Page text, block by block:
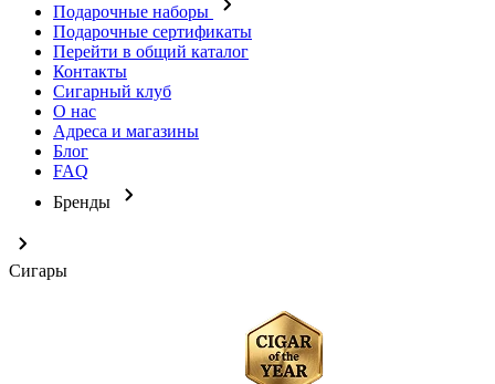
Подарочные наборы
Подарочные сертификаты
Перейти в общий каталог
Контакты
Сигарный клуб
О нас
Адреса и магазины
Блог
FAQ
Бренды
Сигары